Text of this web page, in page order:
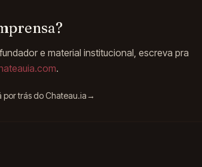
e material institucional, escreva pra
.
por trás do Chateau.ia→